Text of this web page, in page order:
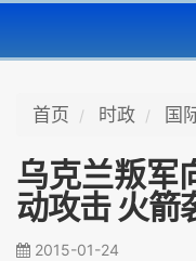
首页 时政 国
乌克兰叛军
动攻击 火箭
2015-01-24